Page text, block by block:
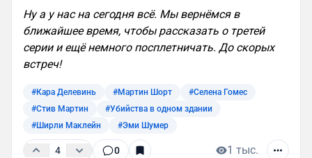
Ну а у нас на сегодня всё. Мы вернёмся в
ближайшее время, чтобы рассказать о третей
серии и ещё немного посплетничать. До скорых
встреч!
#Кара Делевинь #Мартин Шорт
#Селена Гомес
#Стив Мартин
#Убийства в одном здании
#Ширли Маклейн
#Эми Шумер
4 0 1 тыс.